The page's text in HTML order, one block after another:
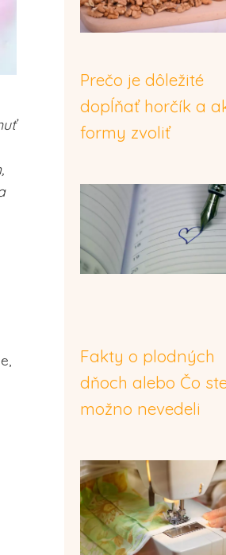
Prečo je dôležité
dopĺňať horčík a
formy zvoliť
Fakty o plodných
dňoch alebo Čo
možno nevedeli